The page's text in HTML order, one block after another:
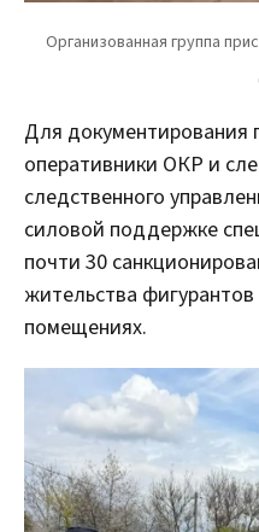
Для документирования
оперативники ОКР и
следственного
силовой поддержке
почти 30
жительства
помещениях.